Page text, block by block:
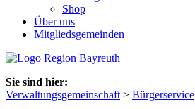
Shop
Über uns
Mitgliedsgemeinden
Sie sind hier:
Verwaltungsgemeinschaft > Bürgerservice